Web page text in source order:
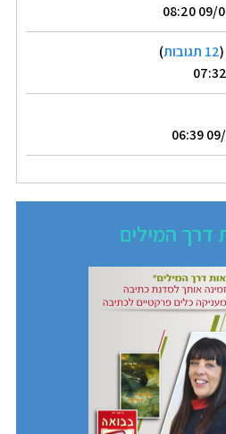
(12 תגובות
)
דרך המילים